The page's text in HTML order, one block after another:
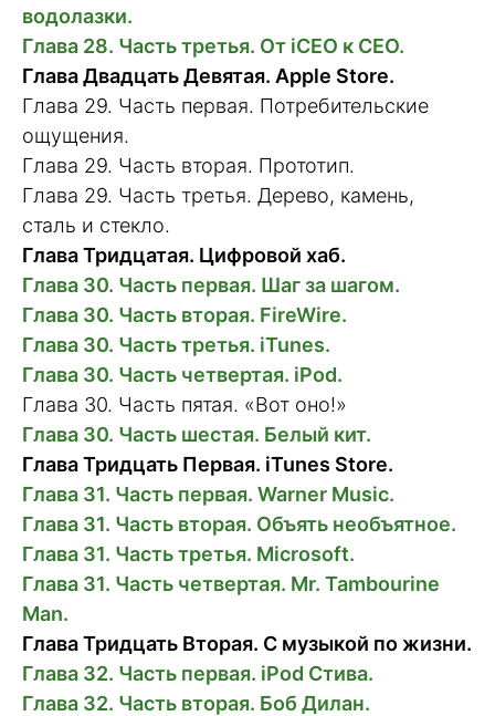
водолазки.
Глава 28. Часть третья. От iCEO к CEO.
Глава Двадцать Девятая. Apple Store.
Глава 29. Часть первая. Потребительские
ощущения.
Глава 29. Часть вторая. Прототип.
Глава 29. Часть третья. Дерево, камень,
сталь и стекло.
Глава Тридцатая. Цифровой хаб.
Глава 30. Часть первая. Шаг за шагом.
Глава 30. Часть вторая. FireWire.
Глава 30. Часть третья. iTunes.
Глава 30. Часть четвертая. iPod.
Глава 30. Часть пятая. «Вот оно!»
Глава 30. Часть шестая. Белый кит.
Глава Тридцать Первая. iTunes Store.
Глава 31. Часть первая. Warner Music.
Глава 31. Часть вторая. Объять необъятное.
Глава 31. Часть третья. Microsoft.
Глава 31. Часть четвертая. Mr. Tambourine
Man.
Глава Тридцать Вторая. С музыкой по жизни.
Глава 32. Часть первая. iPod Стива.
Глава 32. Часть вторая. Боб Дилан.